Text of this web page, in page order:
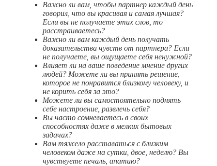
Важно ли вам, чтобы партнер каждый день
говорил, что вы красивая и самая лучшая?
Если вы не получаете этих слов, то
расстраиваетесь?
Важно ли вам каждый день получать
доказательства чувств от партнера? Если
не получаете, вы ощущаете себя ненужной?
Влияет ли на ваше поведение мнение других
людей? Можете ли вы принять решение,
которое не понравится близкому человеку, и
не корить себя за это?
Можете ли вы самостоятельно поднять
себе настроение, развлечь себя?
Вы часто сомневаетесь в своих
способностях даже в мелких бытовых
задачах?
Вам тяжело расставаться с близким
человеком даже на сутки, двое, неделю? Вы
чувствуете печаль, апатию?